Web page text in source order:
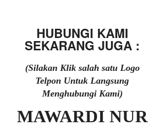
HUBUNGI KAMI
SEKARANG JUGA :
(Silakan Klik salah satu Logo
Telpon Untuk Langsung
Menghubungi Kami)
MAWARDI NUR